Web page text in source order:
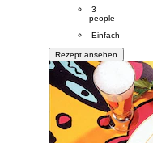
Servings
3
people
Difficulty
Einfach
Rezept ansehen